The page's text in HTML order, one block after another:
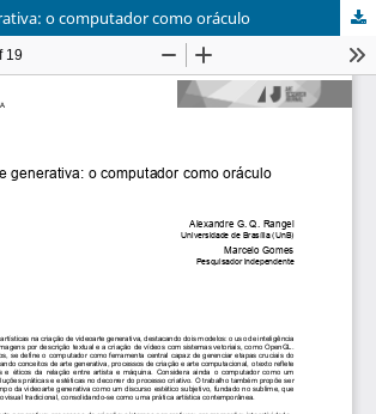
o computador como oráculo